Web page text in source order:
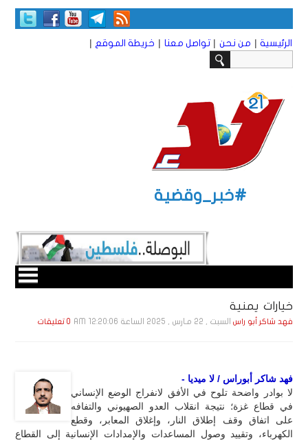
الرئيسية | من نحن | تواصل معنا | خريطة الموقع |
#خبر_وقضية
خيارات يمنية
فهد شاكر أبو راس السبت , 22 مـارس , 2025 الساعة 12:20:06 AM 0 تعليقات
فهد شاكر أبوراس / لا ميديا -
لا بوادر واضحة تلوح في الأفق لانفراج الوضع الإنساني
في قطاع غزة؛ نتيجة انقلاب العدو الصهيوني والتفافه
على اتفاق وقف إطلاق النار، وإغلاق المعابر، وقطع
الكهرباء، وتقييد وصول المساعدات والإمدادات الإنسانية إلى القطاع